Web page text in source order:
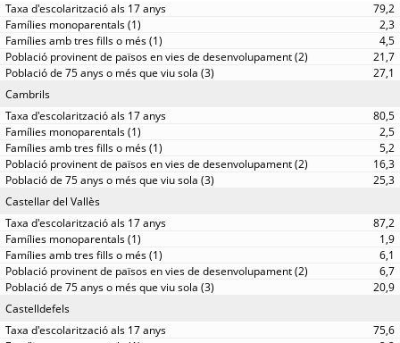
79,2
2,3
4,5
21,7
27,1
Cambrils
80,5
2,5
5,2
16,3
25,3
Castellar del Vallès
87,2
1,9
6,1
6,7
20,9
Castelldefels
75,6